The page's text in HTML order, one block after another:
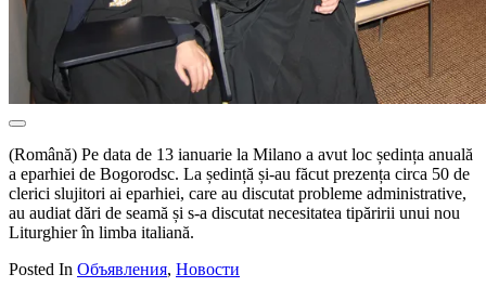
(Română) Pe data de 13 ianuarie la Milano a avut loc ședința anuală
a eparhiei de Bogorodsc. La ședință și-au făcut prezența circa 50 de
clerici slujitori ai eparhiei, care au discutat probleme administrative,
au audiat dări de seamă și s-a discutat necesitatea tipăririi unui nou
Liturghier în limba italiană.
Posted In Объявления, Новости